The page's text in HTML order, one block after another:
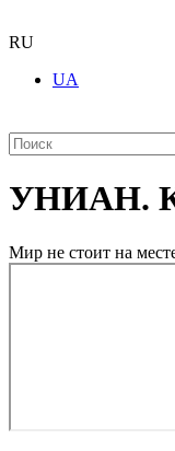
RU
UA
УНИАН.
Мир не стоит на